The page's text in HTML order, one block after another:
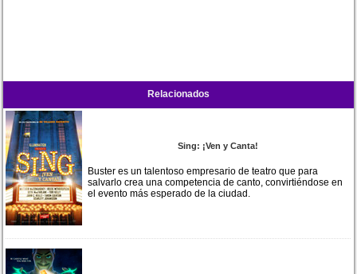
Relacionados
Sing: ¡Ven y Canta!
Buster es un talentoso empresario de teatro que para
salvarlo crea una competencia de canto, convirtiéndose en
el evento más esperado de la ciudad.